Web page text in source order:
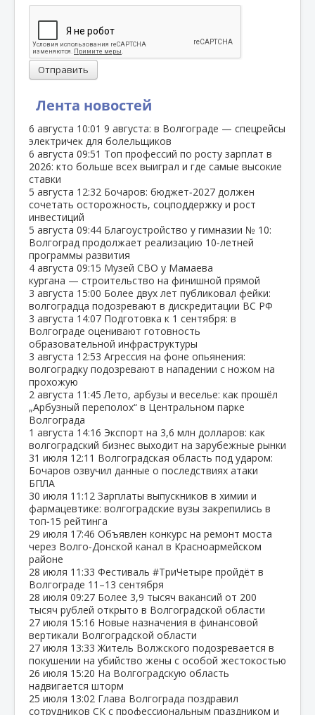
Лента новостей
6 августа 10:01 9 августа: в Волгограде — спецрейсы
электричек для болельщиков
6 августа 09:51 Топ профессий по росту зарплат в
2026: кто больше всех выиграл и где самые высокие
ставки
5 августа 12:32 Бочаров: бюджет‑2027 должен
сочетать осторожность, соцподдержку и рост
инвестиций
5 августа 09:44 Благоустройство у гимназии № 10:
Волгоград продолжает реализацию 10‑летней
программы развития
4 августа 09:15 Музей СВО у Мамаева
кургана — строительство на финишной прямой
3 августа 15:00 Более двух лет публиковал фейки:
волгоградца подозревают в дискредитации ВС РФ
3 августа 14:07 Подготовка к 1 сентября: в
Волгограде оценивают готовность
образовательной инфраструктуры
3 августа 12:53 Агрессия на фоне опьянения:
волгоградку подозревают в нападении с ножом на
прохожую
2 августа 11:45 Лето, арбузы и веселье: как прошёл
„Арбузный переполох“ в Центральном парке
Волгограда
1 августа 14:16 Экспорт на 3,6 млн долларов: как
волгоградский бизнес выходит на зарубежные рынки
31 июля 12:11 Волгоградская область под ударом:
Бочаров озвучил данные о последствиях атаки
БПЛА
30 июля 11:12 Зарплаты выпускников в химии и
фармацевтике: волгоградские вузы закрепились в
топ‑15 рейтинга
29 июля 17:46 Объявлен конкурс на ремонт моста
через Волго‑Донской канал в Красноармейском
районе
28 июля 11:33 Фестиваль #ТриЧетыре пройдёт в
Волгограде 11–13 сентября
28 июля 09:27 Более 3,9 тысяч вакансий от 200
тысяч рублей открыто в Волгоградской области
27 июля 15:16 Новые назначения в финансовой
вертикали Волгоградской области
27 июля 13:33 Житель Волжского подозревается в
покушении на убийство жены с особой жестокостью
26 июля 15:20 На Волгоградскую область
надвигается шторм
25 июля 13:02 Глава Волгограда поздравил
сотрудников СК с профессиональным праздником и
Отправить